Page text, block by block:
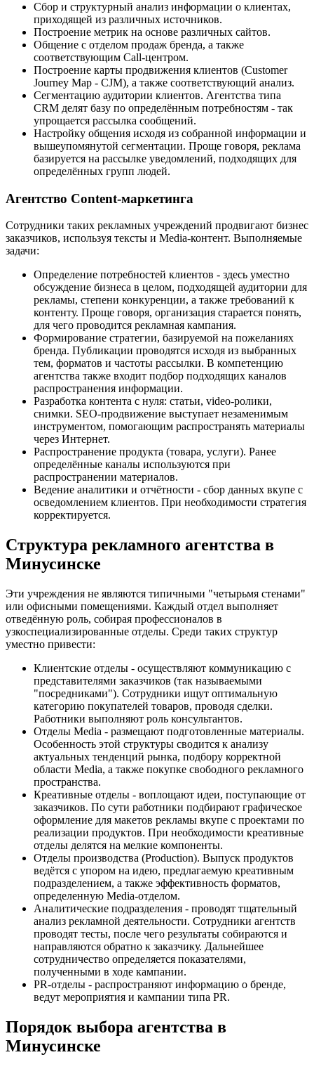
Сбор и структурный анализ информации о клиентах,
приходящей из различных источников.
Построение метрик на основе различных сайтов.
Общение с отделом продаж бренда, а также
соответствующим Call-центром.
Построение карты продвижения клиентов (Customer
Journey Map - CJM), а также соответствующий анализ.
Сегментацию аудитории клиентов. Агентства типа
CRM делят базу по определённым потребностям - так
упрощается рассылка сообщений.
Настройку общения исходя из собранной информации и
вышеупомянутой сегментации. Проще говоря, реклама
базируется на рассылке уведомлений, подходящих для
определённых групп людей.
Агентство Content-маркетинга
Сотрудники таких рекламных учреждений продвигают бизнес
заказчиков, используя тексты и Media-контент. Выполняемые
задачи:
Определение потребностей клиентов - здесь уместно
обсуждение бизнеса в целом, подходящей аудитории для
рекламы, степени конкуренции, а также требований к
контенту. Проще говоря, организация старается понять,
для чего проводится рекламная кампания.
Формирование стратегии, базируемой на пожеланиях
бренда. Публикации проводятся исходя из выбранных
тем, форматов и частоты рассылки. В компетенцию
агентства также входит подбор подходящих каналов
распространения информации.
Разработка контента с нуля: статьи, video-ролики,
снимки. SEO-продвижение выступает незаменимым
инструментом, помогающим распространять материалы
через Интернет.
Распространение продукта (товара, услуги). Ранее
определённые каналы используются при
распространении материалов.
Ведение аналитики и отчётности - сбор данных вкупе с
осведомлением клиентов. При необходимости стратегия
корректируется.
Структура рекламного агентства в
Минусинске
Эти учреждения не являются типичными "четырьмя стенами"
или офисными помещениями. Каждый отдел выполняет
отведённую роль, собирая профессионалов в
узкоспециализированные отделы. Среди таких структур
уместно привести:
Клиентские отделы - осуществляют коммуникацию с
представителями заказчиков (так называемыми
"посредниками"). Сотрудники ищут оптимальную
категорию покупателей товаров, проводя сделки.
Работники выполняют роль консультантов.
Отделы Media - размещают подготовленные материалы.
Особенность этой структуры сводится к анализу
актуальных тенденций рынка, подбору корректной
области Media, а также покупке свободного рекламного
пространства.
Креативные отделы - воплощают идеи, поступающие от
заказчиков. По сути работники подбирают графическое
оформление для макетов рекламы вкупе с проектами по
реализации продуктов. При необходимости креативные
отделы делятся на мелкие компоненты.
Отделы производства (Production). Выпуск продуктов
ведётся с упором на идею, предлагаемую креативным
подразделением, а также эффективность форматов,
определенную Media-отделом.
Аналитические подразделения - проводят тщательный
анализ рекламной деятельности. Сотрудники агентств
проводят тесты, после чего результаты собираются и
направляются обратно к заказчику. Дальнейшее
сотрудничество определяется показателями,
полученными в ходе кампании.
PR-отделы - распространяют информацию о бренде,
ведут мероприятия и кампании типа PR.
Порядок выбора агентства в
Минусинске